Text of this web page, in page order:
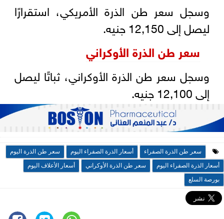
وسجل سعر طن الذرة الأمريكي، استقرارًا
ليصل إلى 12,150 جنيه.
سعر طن الذرة الأوكراني
وسجل سعر طن الذرة الأوكراني، ثباتًا ليصل
إلى 12,100 جنيه.
سعر طن الذرة الصفراء أسعار الذرة الصفراء اليوم
سعر طن الذرة اليوم
أسعار الذرة الصفراء اليوم
سعر طن الذرة الأوكراني
أسعار الأعلاف اليوم
بورصة السلع